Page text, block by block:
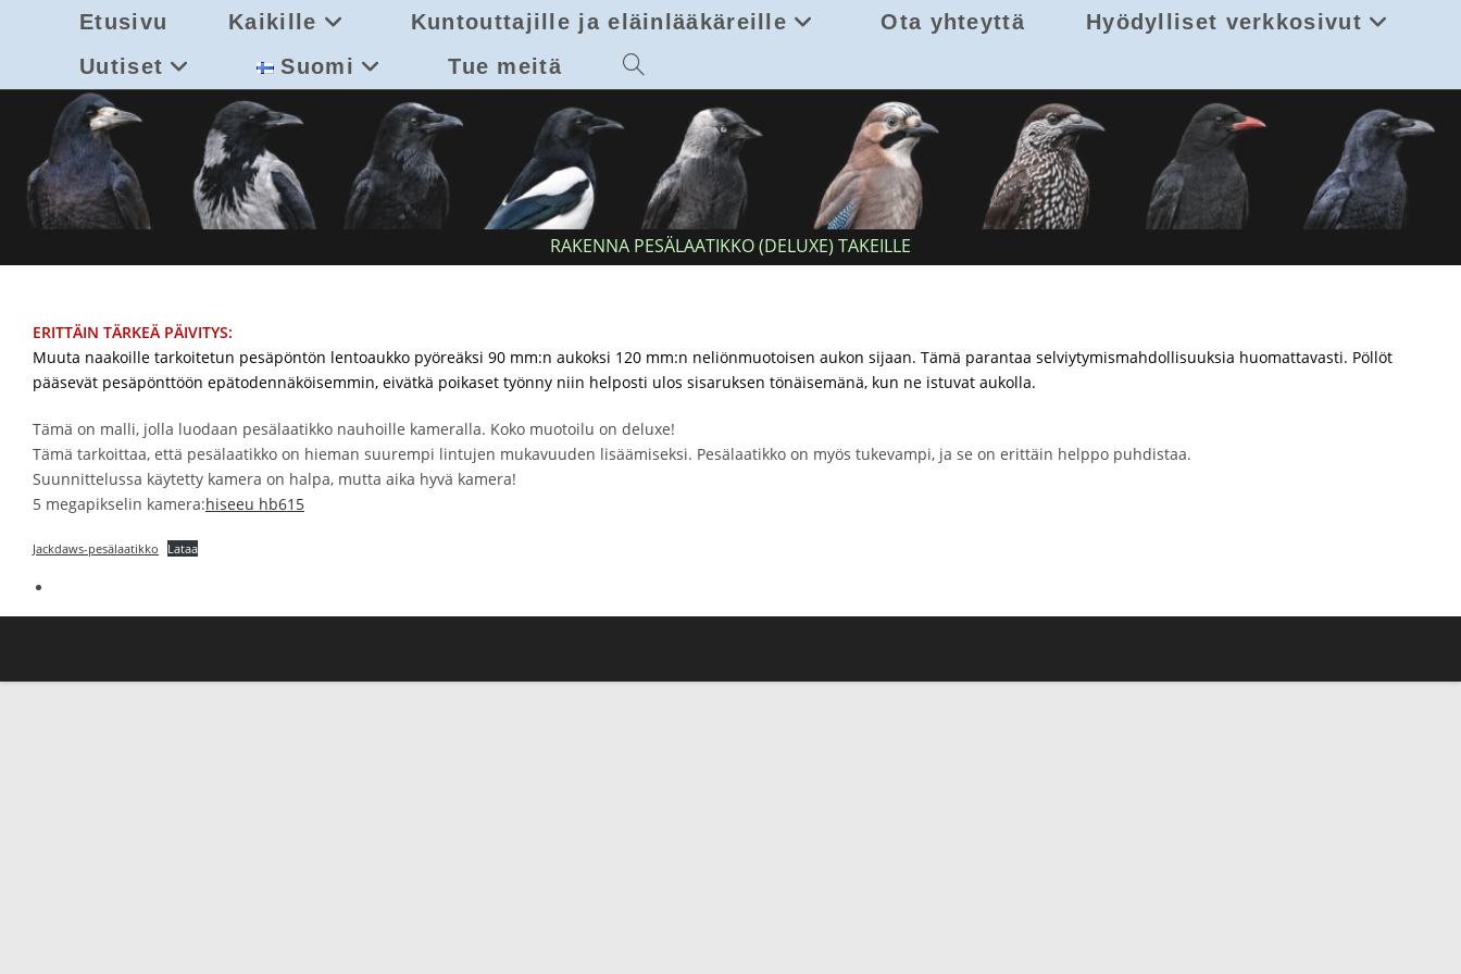
Etusivu Kaikille Kuntouttajille ja eläinlääkäreille Ota yhteyttä
Hyödylliset verkkosivut
Uutiset
Suomi Tue meitä Toggle
RAKENNA PESÄLAATIKKO (DELUXE) TAKEILLE
ERITTÄIN TÄRKEÄ PÄIVITYS:
Muuta naakoille tarkoitetun pesäpöntön lentoaukko pyöreäksi 90 mm:n aukoksi 120 mm:n neliönmuotoisen aukon sijaan. Tämä parantaa selviytymismahdollisuuksia huomattavasti. Pöllöt
pääsevät pesäpönttöön epätodennäköisemmin, eivätkä poikaset työnny niin helposti ulos sisaruksen tönäisemänä, kun ne istuvat aukolla.
Tämä on malli, jolla luodaan pesälaatikko nauhoille kameralla. Koko muotoilu on deluxe!
Tämä tarkoittaa, että pesälaatikko on hieman suurempi lintujen mukavuuden lisäämiseksi. Pesälaatikko on myös tukevampi, ja se on erittäin helppo puhdistaa.
Suunnittelussa käytetty kamera on halpa, mutta aika hyvä kamera!
5 megapikselin kamera:hiseeu hb615
Jackdaws-pesälaatikko Lataa